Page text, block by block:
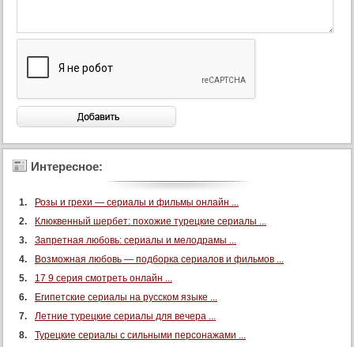
Интересное:
Розы и грехи — сериалы и фильмы онлайн ...
Клюквенный шербет: похожие турецкие сериалы ...
Запретная любовь: сериалы и мелодрамы ...
Возможная любовь — подборка сериалов и фильмов ...
17 9 серия смотреть онлайн ...
Египетские сериалы на русском языке ...
Летние турецкие сериалы для вечера ...
Турецкие сериалы с сильными персонажами ...